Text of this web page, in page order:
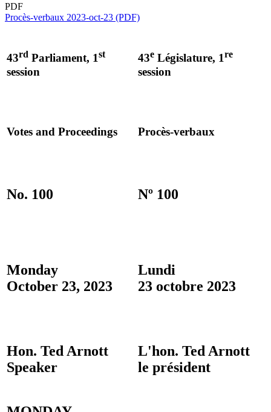
PDF
Procès-verbaux 2023-oct-23 (PDF)
43rd Parliament, 1st
session
43e Législature, 1re
session
Votes and Proceedings Procès-verbaux
No. 100 Nº 100
Monday
October 23, 2023
Lundi
23 octobre 2023
Hon. Ted Arnott
Speaker
L'hon. Ted Arnott
le président